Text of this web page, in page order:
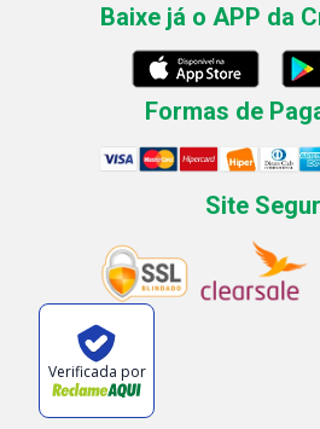
Baixe já o APP da
Formas de
Site
Verificada por